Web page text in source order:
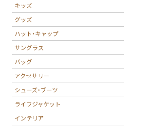
キッズ
グッズ
ハット・キャップ
サングラス
バッグ
アクセサリー
シューズ・ブーツ
ライフジャケット
インテリア